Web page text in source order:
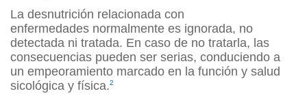
La desnutrición relacionada con
enfermedades normalmente es ignorada, no
detectada ni tratada. En caso de no tratarla, las
consecuencias pueden ser serias, conduciendo a
un empeoramiento marcado en la función y salud
sicológica y física.2